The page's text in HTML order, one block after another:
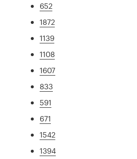
652
1872
1139
1108
1607
833
591
671
1542
1394